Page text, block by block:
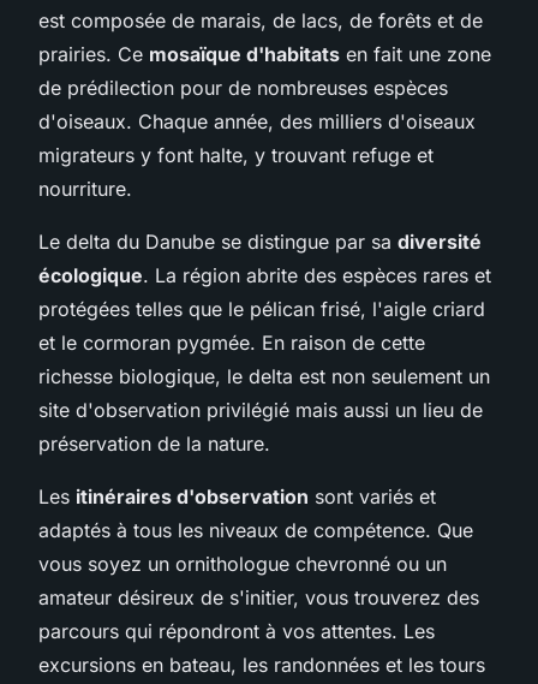
est composée de marais, de lacs, de forêts et de
prairies. Ce mosaïque d'habitats en fait une zone
de prédilection pour de nombreuses espèces
d'oiseaux. Chaque année, des milliers d'oiseaux
migrateurs y font halte, y trouvant refuge et
nourriture.
Le delta du Danube se distingue par sa diversité
écologique. La région abrite des espèces rares et
protégées telles que le pélican frisé, l'aigle criard
et le cormoran pygmée. En raison de cette
richesse biologique, le delta est non seulement un
site d'observation privilégié mais aussi un lieu de
préservation de la nature.
Les itinéraires d'observation sont variés et
adaptés à tous les niveaux de compétence. Que
vous soyez un ornithologue chevronné ou un
amateur désireux de s'initier, vous trouverez des
parcours qui répondront à vos attentes. Les
excursions en bateau, les randonnées et les tours